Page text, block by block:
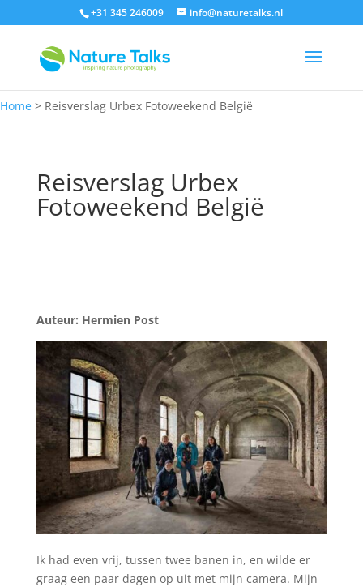
+31 345 246009 info@naturetalks.nl
Home > Reisverslag Urbex Fotoweekend België
Reisverslag Urbex
Fotoweekend België
Auteur: Hermien Post
Ik had even vrij, tussen twee banen in, en wilde er
graag een paar dagen op uit met mijn camera. Mijn